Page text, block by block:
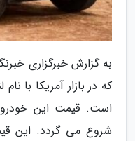
به گزارش خبرگزاری
که در بازار آمریکا با
شروع می گردد. این